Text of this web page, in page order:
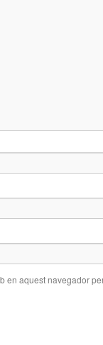
en aquest navegador